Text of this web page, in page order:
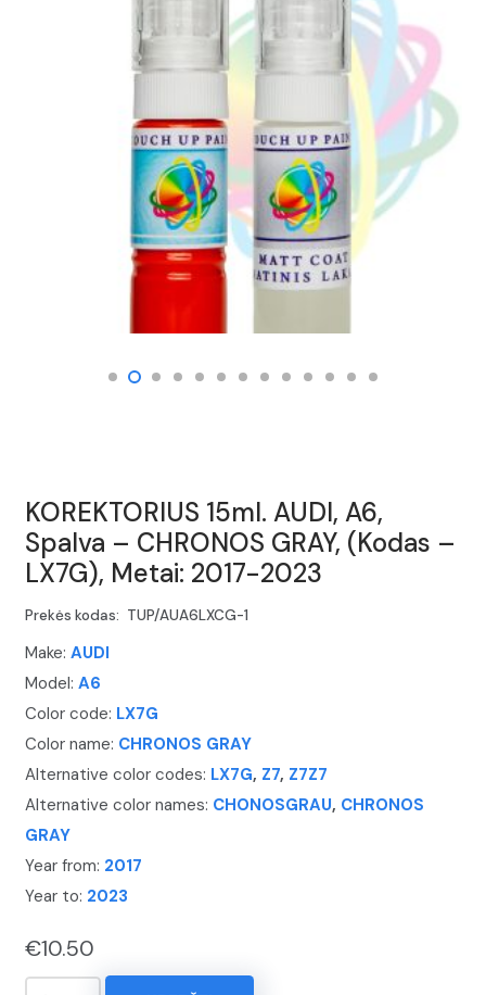
KOREKTORIUS 15ml. AUDI, A6,
Spalva – CHRONOS GRAY, (Kodas –
LX7G), Metai: 2017-2023
Prekės kodas: TUP/AUA6LXCG-1
Make: AUDI
Model: A6
Color code: LX7G
Color name: CHRONOS GRAY
Alternative color codes: LX7G, Z7, Z7Z7
Alternative color names: CHONOSGRAU, CHRONOS
GRAY
Year from: 2017
Year to: 2023
€10.50